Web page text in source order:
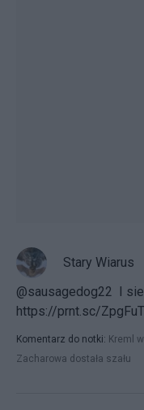
Stary Wiarus
@sausagedog22 I
https://prnt.sc/
Komentarz do notki: Kreml
Zacharowa dostała szału